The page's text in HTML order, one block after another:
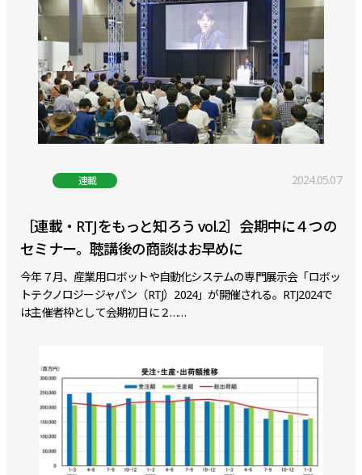
連載 2024.05.07
［連載・RTJをもっと知ろう vol.2］会期中に４つの
セミナー。聴講後の商談はお早めに
今年７月、産業用ロボットや自動化システムの専門展示会「ロボッ
トテクノロジージャパン（RTJ）2024」が開催される。RTJ2024で
は主催者枠として会期初日に２……